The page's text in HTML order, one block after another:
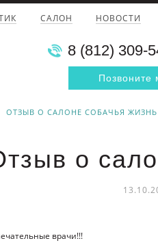
САЛОН НОВОСТИ
8 (812) 309-
Позвоните
ОТЗЫВ О САЛОНЕ СОБАЧЬЯ ЖИЗНЬ
о
врачи!!!